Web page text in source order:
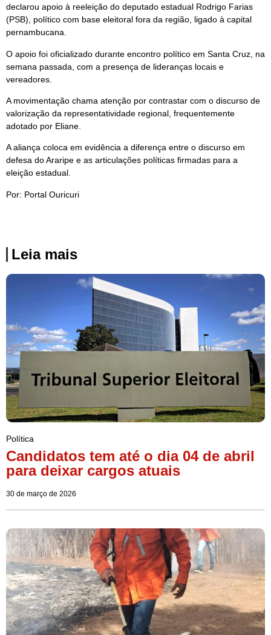
declarou apoio à reeleição do deputado estadual Rodrigo Farias
(PSB), político com base eleitoral fora da região, ligado à capital
pernambucana.
O apoio foi oficializado durante encontro político em Santa Cruz, na
semana passada, com a presença de lideranças locais e
vereadores.
A movimentação chama atenção por contrastar com o discurso de
valorização da representatividade regional, frequentemente
adotado por Eliane.
A aliança coloca em evidência a diferença entre o discurso em
defesa do Araripe e as articulações políticas firmadas para a
eleição estadual.
Por: Portal Ouricuri
Leia mais
Política
Candidatos tem até o dia 04 de abril
para deixar cargos atuais
30 de março de 2026